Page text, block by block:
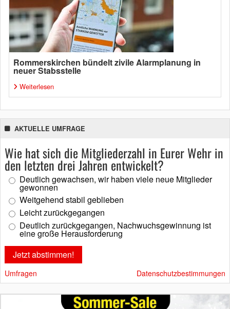
Rommerskirchen bündelt zivile Alarmplanung in
neuer Stabsstelle
Weiterlesen
AKTUELLE UMFRAGE
Wie hat sich die Mitgliederzahl in Eurer Wehr in
den letzten drei Jahren entwickelt?
Deutlich gewachsen, wir haben viele neue Mitglieder
gewonnen
Weitgehend stabil geblieben
Leicht zurückgegangen
Deutlich zurückgegangen, Nachwuchsgewinnung ist
eine große Herausforderung
Umfragen Datenschutzbestimmungen